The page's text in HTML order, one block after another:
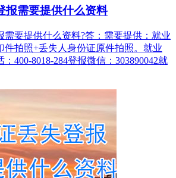
报需要提供什么资料
需要提供什么资料?答：需要提供：就业
件拍照+丢失人身份证原件拍照。就业
400-8018-284登报微信：303890042就